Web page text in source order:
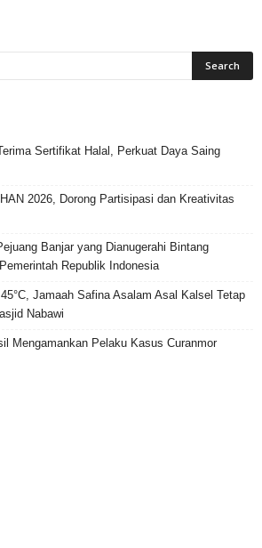
Sertifikat Halal, Perkuat Daya Saing
2026, Dorong Partisipasi dan Kreativitas
Banjar yang Dianugerahi Bintang
Republik Indonesia
Jamaah Safina Asalam Asal Kalsel Tetap
Nabawi
Mengamankan Pelaku Kasus Curanmor